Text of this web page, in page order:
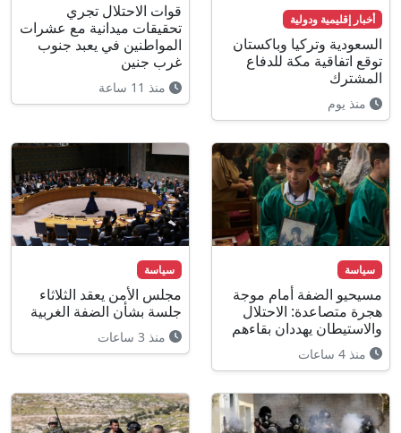
أخبار إقليمية ودولية
السعودية وتركيا وباكستان
توقع اتفاقية مكة للدفاع
المشترك
منذ يوم
قوات الاحتلال تجري
تحقيقات ميدانية مع عشرات
المواطنين في يعبد جنوب
غرب جنين
منذ 11 ساعة
سياسة
مسيحيو الضفة أمام موجة
هجرة متصاعدة: الاحتلال
والاستيطان يهددان بقاءهم
منذ 4 ساعات
سياسة
مجلس الأمن يعقد الثلاثاء
جلسة بشأن الضفة الغربية
منذ 3 ساعات